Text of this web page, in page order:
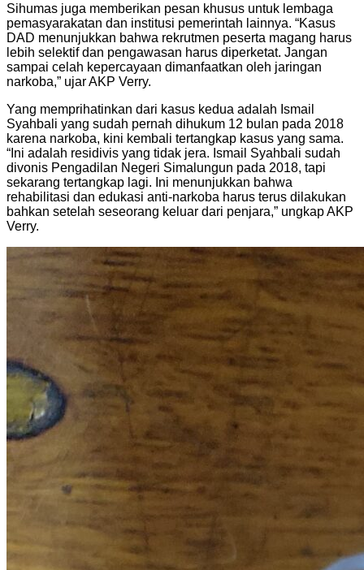
Sihumas juga memberikan pesan khusus untuk lembaga
pemasyarakatan dan institusi pemerintah lainnya. “Kasus
DAD menunjukkan bahwa rekrutmen peserta magang harus
lebih selektif dan pengawasan harus diperketat. Jangan
sampai celah kepercayaan dimanfaatkan oleh jaringan
narkoba,” ujar AKP Verry.
Yang memprihatinkan dari kasus kedua adalah Ismail
Syahbali yang sudah pernah dihukum 12 bulan pada 2018
karena narkoba, kini kembali tertangkap kasus yang sama.
“Ini adalah residivis yang tidak jera. Ismail Syahbali sudah
divonis Pengadilan Negeri Simalungun pada 2018, tapi
sekarang tertangkap lagi. Ini menunjukkan bahwa
rehabilitasi dan edukasi anti-narkoba harus terus dilakukan
bahkan setelah seseorang keluar dari penjara,” ungkap AKP
Verry.